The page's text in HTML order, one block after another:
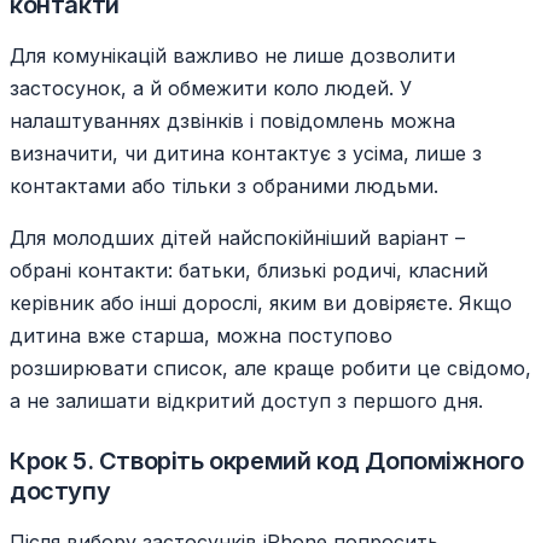
Для комунікацій важливо не лише дозволити
застосунок, а й обмежити коло людей. У
налаштуваннях дзвінків і повідомлень можна
визначити, чи дитина контактує з усіма, лише з
контактами або тільки з обраними людьми.
Для молодших дітей найспокійніший варіант –
обрані контакти: батьки, близькі родичі, класний
керівник або інші дорослі, яким ви довіряєте. Якщо
дитина вже старша, можна поступово
розширювати список, але краще робити це свідомо,
а не залишати відкритий доступ з першого дня.
Крок 5. Створіть окремий код Допоміжного
доступу